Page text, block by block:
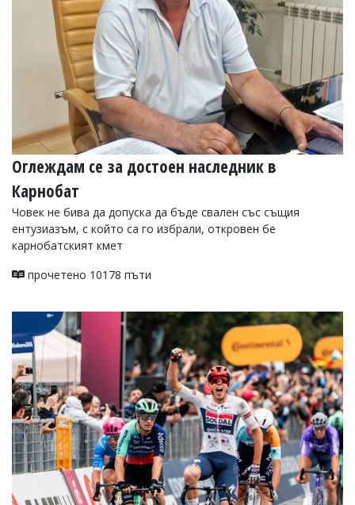
Оглеждам се за достоен наследник в
Карнобат
Човек не бива да допуска да бъде свален със същия
ентузиазъм, с който са го избрали, откровен бе
карнобатският кмет
прочетено 10178 пъти